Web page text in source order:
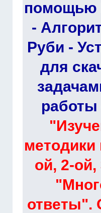
помощью
-
Руби -
для
работы
ой, 2-
ответы".